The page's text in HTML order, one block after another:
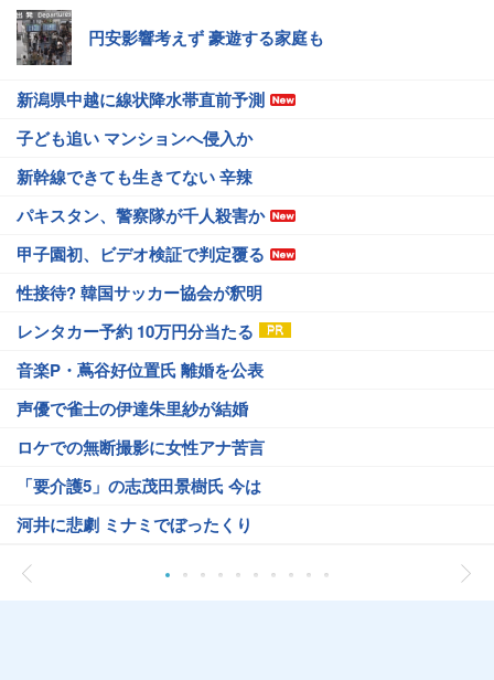
円安影響考えず 豪遊する家庭も
新潟県中越に線状降水帯直前予測
子ども追い マンションへ侵入か
新幹線できても生きてない 辛辣
パキスタン、警察隊が千人殺害か
甲子園初、ビデオ検証で判定覆る
性接待? 韓国サッカー協会が釈明
レンタカー予約 10万円分当たる
音楽P・蔦谷好位置氏 離婚を公表
声優で雀士の伊達朱里紗が結婚
ロケでの無断撮影に女性アナ苦言
「要介護5」の志茂田景樹氏 今は
河井に悲劇 ミナミでぼったくり